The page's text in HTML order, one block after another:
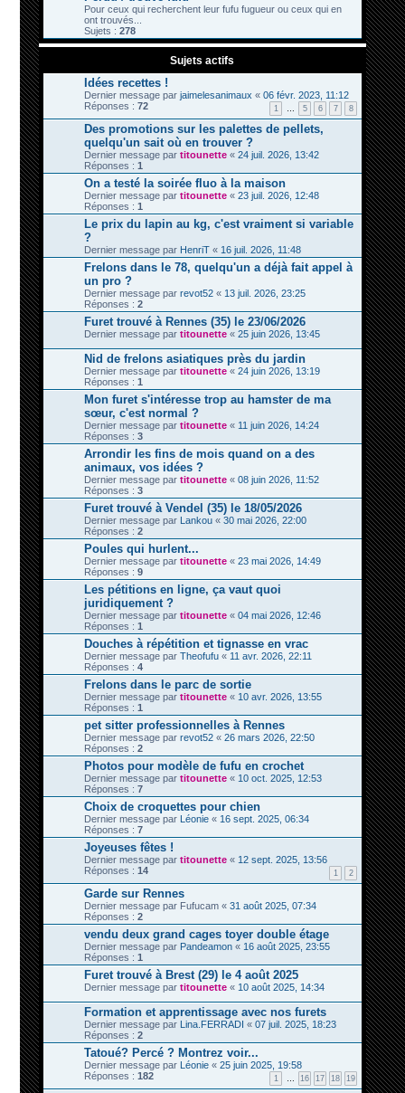
Pour ceux qui recherchent leur fufu fugueur ou ceux qui en
ont trouvés...
Sujets : 278
Sujets actifs
Idées recettes !
Dernier message par jaimelesanimaux « 06 févr. 2023, 11:12
Réponses : 72 1 … 5 6 7 8
Des promotions sur les palettes de pellets,
quelqu'un sait où en trouver ?
Dernier message par titounette« 24 juil. 2026, 13:42
Réponses : 1
On a testé la soirée fluo à la maison
Dernier message par titounette« 23 juil. 2026, 12:48
Réponses : 1
Le prix du lapin au kg, c'est vraiment si variable
?
Dernier message par HenriT« 16 juil. 2026, 11:48
Frelons dans le 78, quelqu'un a déjà fait appel à
un pro ?
Dernier message par revot52« 13 juil. 2026, 23:25
Réponses : 2
Furet trouvé à Rennes (35) le 23/06/2026
Dernier message par titounette« 25 juin 2026, 13:45
Nid de frelons asiatiques près du jardin
Dernier message par titounette« 24 juin 2026, 13:19
Réponses : 1
Mon furet s'intéresse trop au hamster de ma
sœur, c'est normal ?
Dernier message par titounette« 11 juin 2026, 14:24
Réponses : 3
Arrondir les fins de mois quand on a des
animaux, vos idées ?
Dernier message par titounette« 08 juin 2026, 11:52
Réponses : 3
Furet trouvé à Vendel (35) le 18/05/2026
Dernier message par Lankou« 30 mai 2026, 22:00
Réponses : 2
Poules qui hurlent...
Dernier message par titounette« 23 mai 2026, 14:49
Réponses : 9
Les pétitions en ligne, ça vaut quoi
juridiquement ?
Dernier message par titounette« 04 mai 2026, 12:46
Réponses : 1
Douches à répétition et tignasse en vrac
Dernier message par Theofufu« 11 avr. 2026, 22:11
Réponses : 4
Frelons dans le parc de sortie
Dernier message par titounette« 10 avr. 2026, 13:55
Réponses : 1
pet sitter professionnelles à Rennes
Dernier message par revot52« 26 mars 2026, 22:50
Réponses : 2
Photos pour modèle de fufu en crochet
Dernier message par titounette« 10 oct. 2025, 12:53
Réponses : 7
Choix de croquettes pour chien
Dernier message par Léonie« 16 sept. 2025, 06:34
Réponses : 7
Joyeuses fêtes !
Dernier message par titounette« 12 sept. 2025, 13:56
Réponses : 14 1 2
Garde sur Rennes
Dernier message par Fufucam« 31 août 2025, 07:34
Réponses : 2
vendu deux grand cages toyer double étage
Dernier message par Pandeamon« 16 août 2025, 23:55
Réponses : 1
Furet trouvé à Brest (29) le 4 août 2025
Dernier message par titounette« 10 août 2025, 14:34
Formation et apprentissage avec nos furets
Dernier message par Lina.FERRADI « 07 juil. 2025, 18:23
Réponses : 2
Tatoué? Percé ? Montrez voir...
Dernier message par Léonie« 25 juin 2025, 19:58
Réponses : 182 1 … 16 17 18 19